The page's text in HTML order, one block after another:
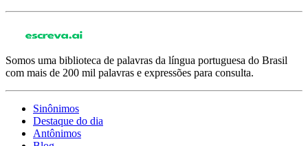
Somos uma biblioteca de palavras da língua portuguesa do Brasil
com mais de 200 mil palavras e expressões para consulta.
Sinônimos
Destaque do dia
Antônimos